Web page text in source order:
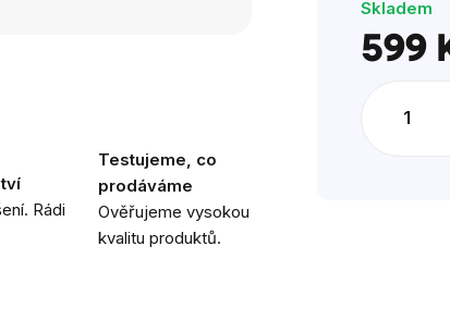
Rádi
Testujeme, co
prodáváme
Ověřujeme vysokou
kvalitu produktů.
Skladem
599